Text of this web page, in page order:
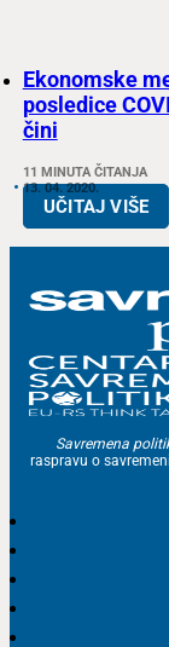
Ekonomske
posledice
čini
11 MINUTA ČITANJA
13. 04. 2020.
UČITAJ VIŠE
Savremena
raspravu o